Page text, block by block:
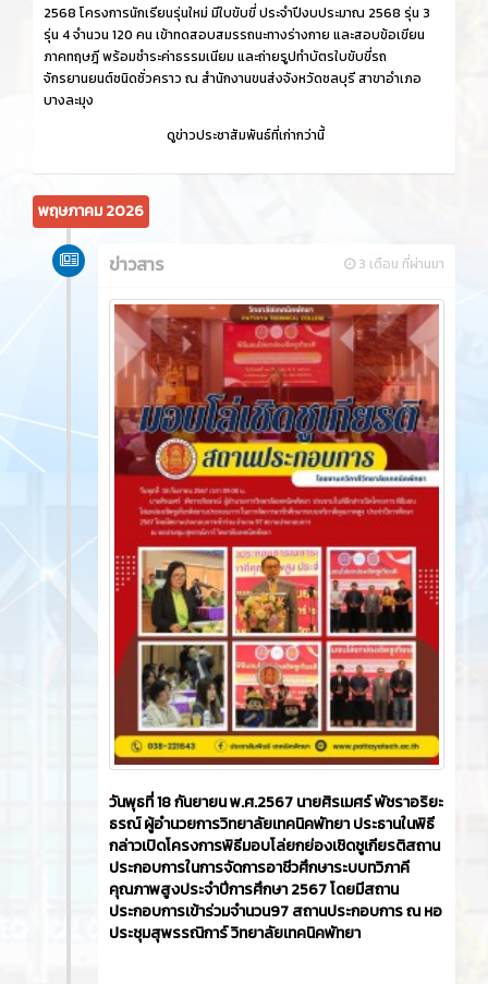
2568 โครงการนักเรียนรุ่นใหม่ มีใบขับขี่ ประจำปีงบประมาณ 2568 รุ่น 3
รุ่น 4 จำนวน 120 คน เข้าทดสอบสมรรถนะทางร่างกาย และสอบข้อเขียน
ภาคทฤษฎี พร้อมชำระค่าธรรมเนียม และถ่ายรูปทำบัตรใบขับขี่รถ
จักรยานยนต์ชนิดชั่วคราว ณ สำนักงานขนส่งจังหวัดชลบุรี สาขาอำเภอ
บางละมุง
ดูข่าวประชาสัมพันธ์ที่เก่ากว่านี้
พฤษภาคม 2026
3 เดือน ที่ผ่านมา
ข่าวสาร
วันพุธที่ 18 กันยายน พ.ศ.2567 นายศิรเมศร์ พัชราอริยะ
ธรณ์ ผู้อำนวยการวิทยาลัยเทคนิคพัทยา ประธานในพิธี
กล่าวเปิดโครงการพิธีมอบโล่ยกย่องเชิดชูเกียรติสถาน
ประกอบการในการจัดการอาชีวศึกษาระบบทวิภาคี
คุณภาพสูงประจำปีการศึกษา 2567 โดยมีสถาน
ประกอบการเข้าร่วมจำนวน97 สถานประกอบการ ณ หอ
ประชุมสุพรรณิการ์ วิทยาลัยเทคนิคพัทยา